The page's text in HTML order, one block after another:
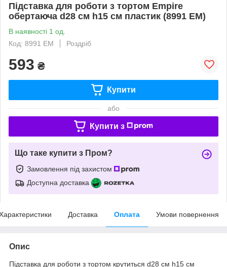
Підставка для роботи з тортом Empire
обертаюча d28 см h15 см пластик (8991 EM)
В наявності 1 од.
Код: 8991 EM
Роздріб
593 ₴
Купити
або
Купити з
Що таке купити з Пром?
Замовлення під захистом
Доступна доставка
Доставка Оплата Умови повернення
Опис
Підставка для роботи з тортом крутиться d28 см h15 см